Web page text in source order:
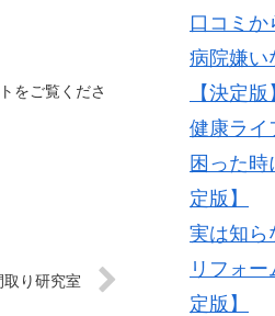
をご覧くださ
り研究室
口コミか
病院嫌い
【決定版
健康ライ
困った
定版】
実は知ら
リフォ
定版】